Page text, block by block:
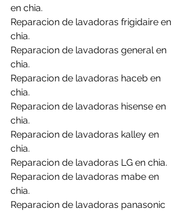
en chia.
Reparacion de lavadoras frigidaire en
chia.
Reparacion de lavadoras general en
chia.
Reparacion de lavadoras haceb en
chia.
Reparacion de lavadoras hisense en
chia.
Reparacion de lavadoras kalley en
chia.
Reparacion de lavadoras LG en chia.
Reparacion de lavadoras mabe en
chia.
Reparacion de lavadoras panasonic